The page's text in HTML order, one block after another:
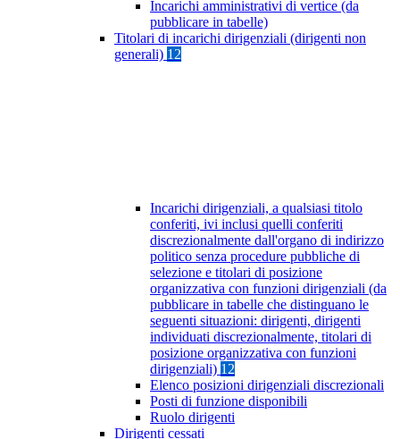
Incarichi amministrativi di vertice (da
pubblicare in tabelle)
Titolari di incarichi dirigenziali (dirigenti non
generali) 12
Incarichi dirigenziali, a qualsiasi titolo
conferiti, ivi inclusi quelli conferiti
discrezionalmente dall'organo di indirizzo
politico senza procedure pubbliche di
selezione e titolari di posizione
organizzativa con funzioni dirigenziali (da
pubblicare in tabelle che distinguano le
seguenti situazioni: dirigenti, dirigenti
individuati discrezionalmente, titolari di
posizione organizzativa con funzioni
dirigenziali) 12
Elenco posizioni dirigenziali discrezionali
Posti di funzione disponibili
Ruolo dirigenti
Dirigenti cessati